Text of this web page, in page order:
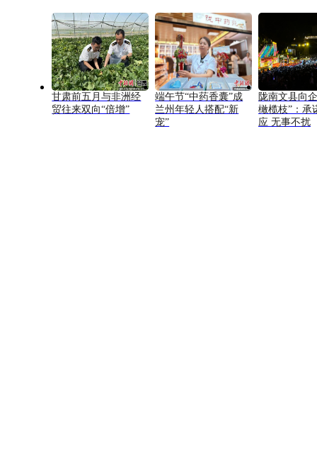
甘肃前五月与非洲经
贸往来双向“倍增”
端午节“中药香囊”成
兰州年轻人搭配“新
宠”
陇南文县向
橄榄枝”：承
应 无事不扰